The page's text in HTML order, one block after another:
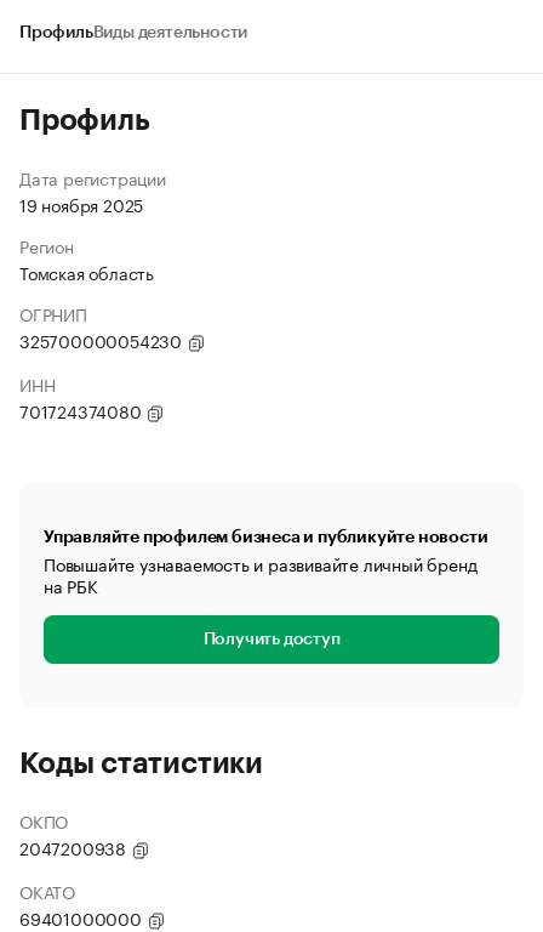
ПрофильВиды деятельности
Профиль
Дата регистрации
19 ноября 2025
Регион
Томская область
ОГРНИП
325700000054230
ИНН
701724374080
Управляйте профилем бизнеса и публикуйте новости
Повышайте узнаваемость и развивайте личный бренд
на РБК
Получить доступ
Коды статистики
ОКПО
2047200938
ОКАТО
69401000000